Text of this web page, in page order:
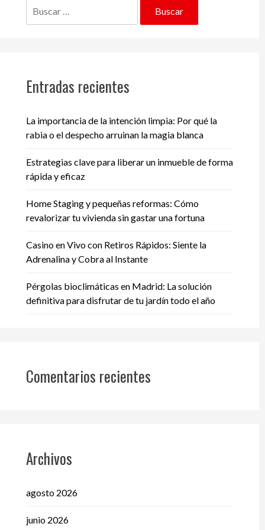
Entradas recientes
La importancia de la intención limpia: Por qué la
rabia o el despecho arruinan la magia blanca
Estrategias clave para liberar un inmueble de forma
rápida y eficaz
Home Staging y pequeñas reformas: Cómo
revalorizar tu vivienda sin gastar una fortuna
Casino en Vivo con Retiros Rápidos: Siente la
Adrenalina y Cobra al Instante
Pérgolas bioclimáticas en Madrid: La solución
definitiva para disfrutar de tu jardín todo el año
Comentarios recientes
Archivos
agosto 2026
junio 2026